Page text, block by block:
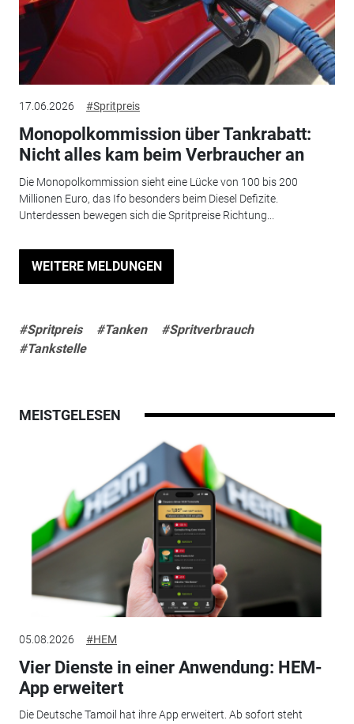
17.06.2026 #Spritpreis
Monopolkommission über Tankrabatt:
Nicht alles kam beim Verbraucher an
Die Monopolkommission sieht eine Lücke von 100 bis 200
Millionen Euro, das Ifo besonders beim Diesel Defizite.
Unterdessen bewegen sich die Spritpreise Richtung...
WEITERE MELDUNGEN
#Spritpreis #Tanken
#Spritverbrauch
#Tankstelle
MEISTGELESEN
05.08.2026 #HEM
Vier Dienste in einer Anwendung: HEM-
App erweitert
Die Deutsche Tamoil hat ihre App erweitert. Ab sofort steht